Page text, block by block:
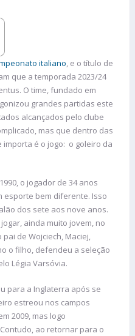
italiano, e o título de
que a temporada 2023/24
O time, fundado em
grandes partidas este
alcançados pelo clube
mas que dentro das
é o jogo: o goleiro da
o jogador de 34 anos
esporte bem diferente. Isso
dos sete aos nove anos.
ainda muito jovem, no
de Wojciech, Maciej,
o filho, defendeu a seleção
Légia Varsóvia.
para a Inglaterra após se
estreou nos campos
2009, mas logo
ao retornar para o